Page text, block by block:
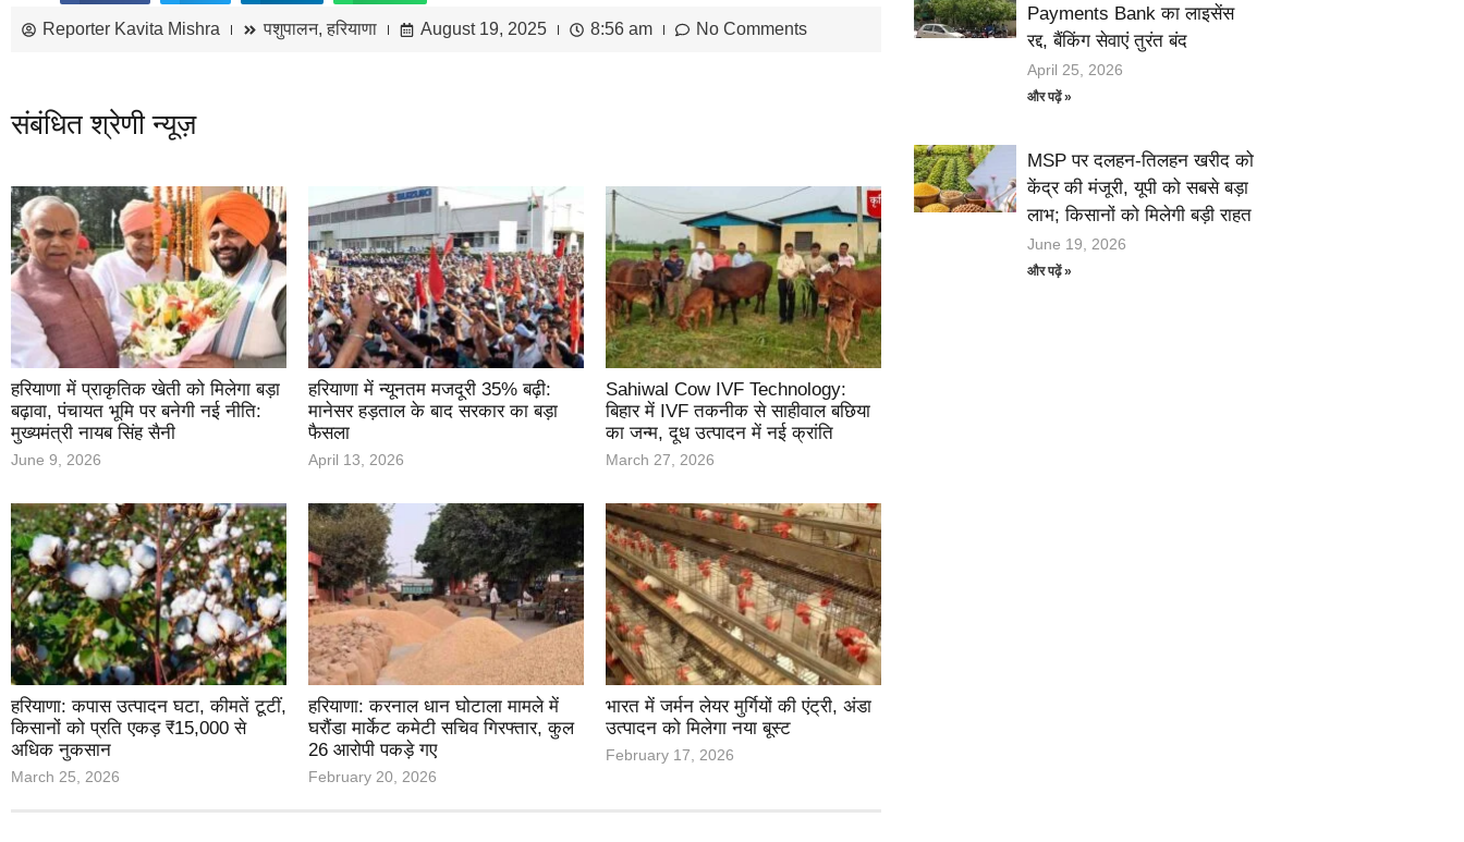
Reporter Kavita Mishra पशुपालन,हरियाणा August 19, 2025 8:56 am No Comments
संबंधित श्रेणी न्यूज़
हरियाणा में प्राकृतिक खेती को मिलेगा बड़ा
बढ़ावा, पंचायत भूमि पर बनेगी नई नीति:
मुख्यमंत्री नायब सिंह सैनी
June 9, 2026
हरियाणा में न्यूनतम मजदूरी 35% बढ़ी:
मानेसर हड़ताल के बाद सरकार का बड़ा
फैसला
April 13, 2026
Sahiwal Cow IVF Technology:
बिहार में IVF तकनीक से साहीवाल बछिया
का जन्म, दूध उत्पादन में नई क्रांति
March 27, 2026
हरियाणा: कपास उत्पादन घटा, कीमतें टूटीं,
किसानों को प्रति एकड़ ₹15,000 से
अधिक नुकसान
March 25, 2026
हरियाणा: करनाल धान घोटाला मामले में
घरौंडा मार्केट कमेटी सचिव गिरफ्तार, कुल
26 आरोपी पकड़े गए
February 20, 2026
भारत में जर्मन लेयर मुर्गियों की एंट्री, अंडा
उत्पादन को मिलेगा नया बूस्ट
February 17, 2026
Payments Bank का लाइसेंस
रद्द, बैंकिंग सेवाएं तुरंत बंद
April 25, 2026
और पढ़ें »
MSP पर दलहन-तिलहन खरीद को
केंद्र की मंजूरी, यूपी को सबसे बड़ा
लाभ; किसानों को मिलेगी बड़ी राहत
June 19, 2026
और पढ़ें »